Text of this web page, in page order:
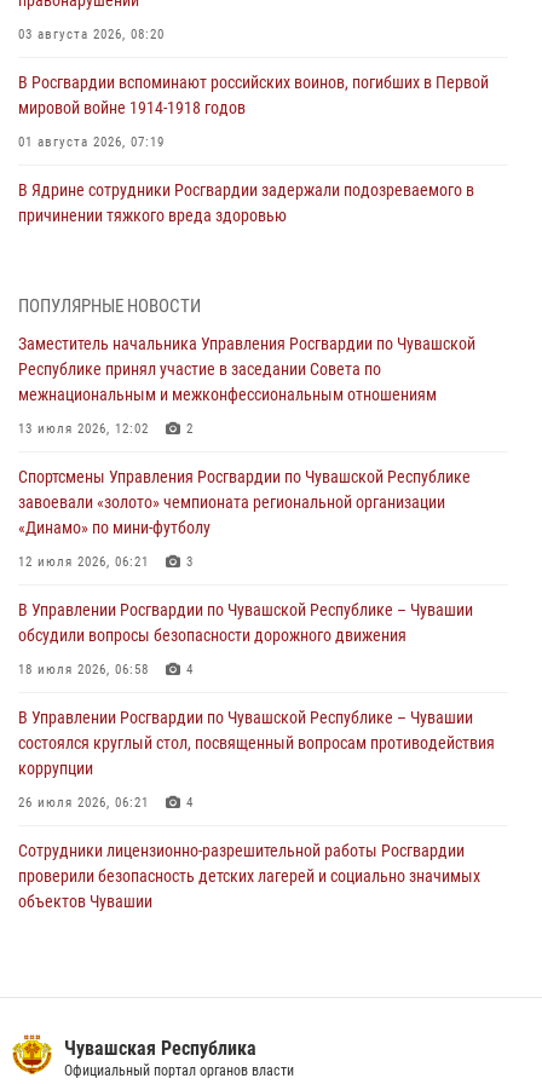
03 августа 2026, 08:20
В Росгвардии вспоминают российских воинов, погибших в Первой
мировой войне 1914-1918 годов
01 августа 2026, 07:19
В Ядрине сотрудники Росгвардии задержали подозреваемого в
причинении тяжкого вреда здоровью
1 августа – День дежурной службы войск национальной гвардии
Директор Росгвардии Герой России генерал армии Виктор Золотов
поздравил специалистов подразделений тыла с профессиональным
01 августа 2026, 00:01
В Чебоксарах при участии спецназа Росгвардии изъята крупная
партия немаркированной никотиносодержащей продукции (видео)
Сотрудник вневедомственной охраны Росгвардии рассказал
корреспонденту Издательского дома «Хыпар» о службе в ВДВ
ПОПУЛЯРНЫЕ НОВОСТИ
Заместитель начальника Управления Росгвардии по Чувашской
Республике принял участие в заседании Совета по
межнациональным и межконфессиональным отношениям
13 июля 2026, 12:02 2
Спортсмены Управления Росгвардии по Чувашской Республике
завоевали «золото» чемпионата региональной организации
«Динамо» по мини-футболу
12 июля 2026, 06:21 3
В Управлении Росгвардии по Чувашской Республике – Чувашии
обсудили вопросы безопасности дорожного движения
18 июля 2026, 06:58 4
В Управлении Росгвардии по Чувашской Республике – Чувашии
состоялся круглый стол, посвященный вопросам противодействия
коррупции
26 июля 2026, 06:21 4
Сотрудники лицензионно-разрешительной работы Росгвардии
проверили безопасность детских лагерей и социально значимых
объектов Чувашии
06 июля 2026, 11:23 3
Чувашская Республика
Официальный портал органов власти